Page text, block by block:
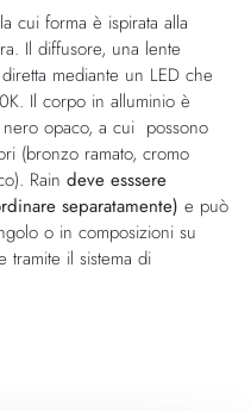
cui forma è ispirata alla
Il diffusore, una lente
mediante un LED che
Il corpo in alluminio è
opaco, a cui possono
(bronzo ramato, cromo
Rain deve esssere
separatamente) e può
o in composizioni su
tramite il sistema di